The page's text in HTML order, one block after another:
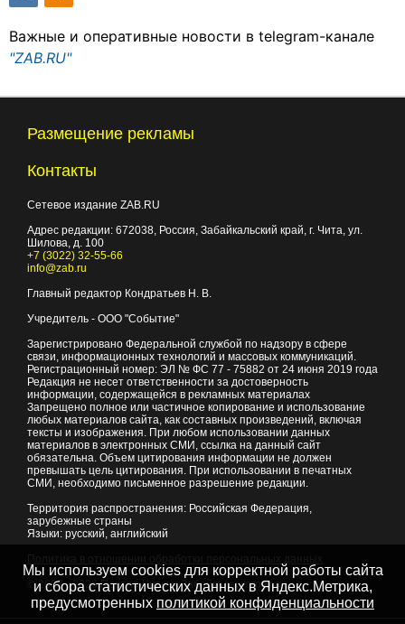
Важные и оперативные новости в telegram-канале
"ZAB.RU"
Размещение рекламы
Контакты
Сетевое издание ZAB.RU
Адрес редакции: 672038, Россия, Забайкальский край, г. Чита, ул.
Шилова, д. 100
+7 (3022) 32-55-66
info@zab.ru
Главный редактор Кондратьев Н. В.
Учредитель - ООО "Событие"
Зарегистрировано Федеральной службой по надзору в сфере
связи, информационных технологий и массовых коммуникаций.
Регистрационный номер: ЭЛ № ФС 77 - 75882 от 24 июня 2019 года
Редакция не несет ответственности за достоверность
информации, содержащейся в рекламных материалах
Запрещено полное или частичное копирование и использование
любых материалов сайта, как составных произведений, включая
тексты и изображения. При любом использовании данных
материалов в электронных СМИ, ссылка на данный сайт
обязательна. Объем цитирования информации не должен
превышать цель цитирования. При использовании в печатных
СМИ, необходимо письменное разрешение редакции.
Территория распространения: Российская Федерация,
зарубежные страны
Языки: русский, английский
© 2007 - 2026Портал Читы и Забайкальского края
Мы используем cookies для корректной работы сайта
и сбора статистических данных в Яндекс.Метрика,
предусмотренных политикой конфиденциальности